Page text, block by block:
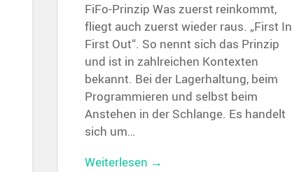
FiFo-Prinzip Was zuerst reinkommt,
fliegt auch zuerst wieder raus. „First In
First Out“. So nennt sich das Prinzip
und ist in zahlreichen Kontexten
bekannt. Bei der Lagerhaltung, beim
Programmieren und selbst beim
Anstehen in der Schlange. Es handelt
sich um…
Weiterlesen →